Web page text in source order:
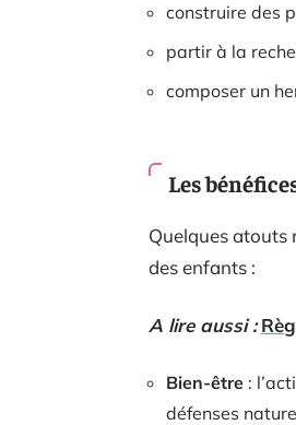
construire des
partir à la
composer un
Les
Quelques atouts
des enfants :
A lire aussi :
Bien-être :
défenses